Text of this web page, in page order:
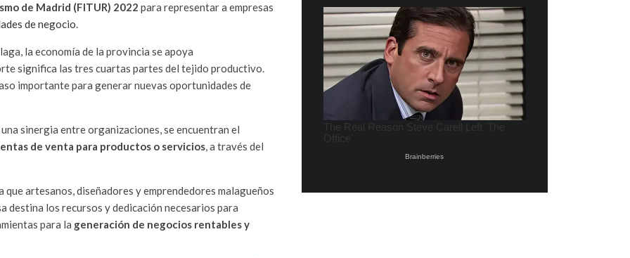
de Madrid (FITUR) 2022 para representar a empresas
de negocio.
la economía de la provincia se apoya
significa las tres cuartas partes del tejido productivo.
importante para generar nuevas oportunidades de
sinergia entre organizaciones, se encuentran el
de venta para productos o servicios, a través del
artesanos, diseñadores y emprendedores malagueños
destina los recursos y dedicación necesarios para
para la generación de negocios rentables y